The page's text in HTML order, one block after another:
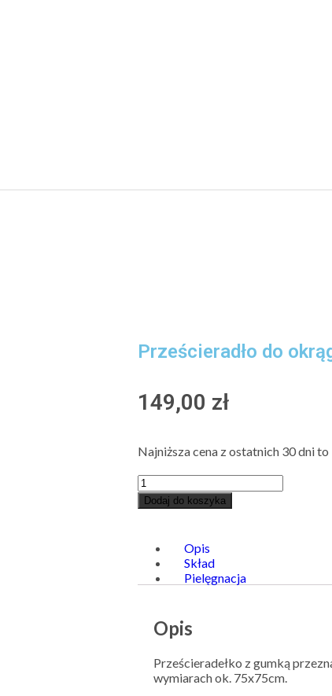
Prześcieradło do
149,00 zł
Najniższa cena z ostatnich 30 dni to
Dodaj do koszyka
Opis
Skład
Pielęgnacja
Opis
Prześcieradełko z gumką
wymiarach ok. 75x75cm.